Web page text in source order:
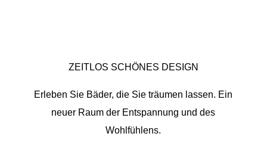
ZEITLOS SCHÖNES DESIGN
Erleben Sie Bäder, die Sie träumen lassen. Ein
neuer Raum der Entspannung und des
Wohlfühlens.